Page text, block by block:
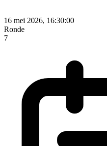
16 mei 2026, 16:30:00
Ronde
7